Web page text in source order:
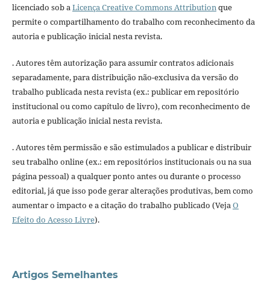
licenciado sob aLicença Creative Commons Attributionque
permite o compartilhamento do trabalho com reconhecimento da
autoria e publicação inicial nesta revista.
. Autores têm autorização para assumir contratos adicionais
separadamente, para distribuição não-exclusiva da versão do
trabalho publicada nesta revista (ex.: publicar em repositório
institucional ou como capítulo de livro), com reconhecimento de
autoria e publicação inicial nesta revista.
. Autores têm permissão e são estimulados a publicar e distribuir
seu trabalho online (ex.: em repositórios institucionais ou na sua
página pessoal) a qualquer ponto antes ou durante o processo
editorial, já que isso pode gerar alterações produtivas, bem como
aumentar o impacto e a citação do trabalho publicado (VejaO
Efeito do Acesso Livre).
Artigos Semelhantes